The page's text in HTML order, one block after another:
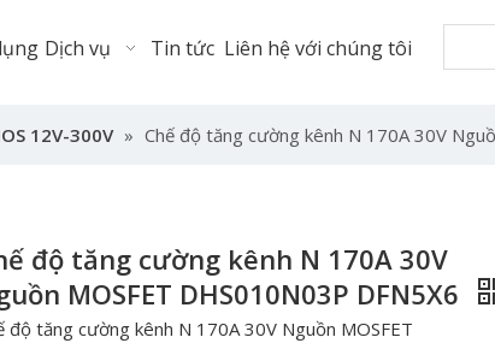
Dịch vụ Tin tức Liên hệ với chúng tôi
12V-300V » Chế độ tăng cường kênh N 170A 30V
độ tăng cường kênh N 170A 30V
MOSFET DHS010N03P DFN5X6
độ tăng cường kênh N 170A 30V Nguồn MOSFET